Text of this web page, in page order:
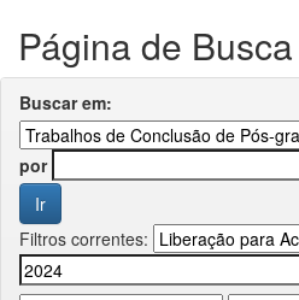
Página de Busca
Buscar em:
por
Filtros correntes: